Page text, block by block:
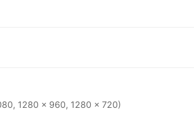
1280 × 960, 1280 × 720)